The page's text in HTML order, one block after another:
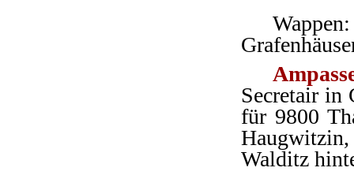
Secretair in
für 9800
Walditz